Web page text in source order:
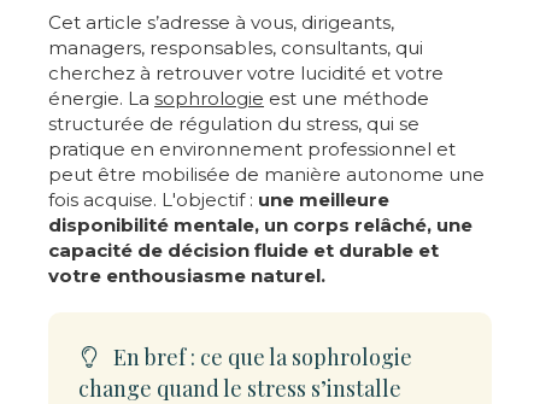
Cet article s’adresse à vous, dirigeants,
managers, responsables, consultants, qui
cherchez à retrouver votre lucidité et votre
énergie. La sophrologie est une méthode
structurée de régulation du stress, qui se
pratique en environnement professionnel et
peut être mobilisée de manière autonome une
fois acquise. L'objectif : une meilleure
disponibilité mentale, un corps relâché, une
capacité de décision fluide et durable et
votre enthousiasme naturel.
En bref : ce que la sophrologie
change quand le stress s’installe